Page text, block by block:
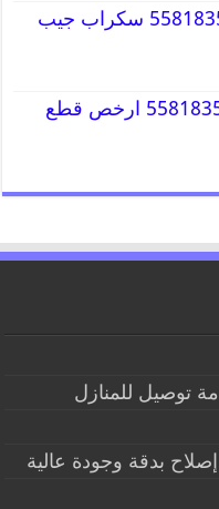
قطع غيار جيب 55818355 سكراب جيب
قطع غيار دودج 55818355 ارخص قطع
توصيل للمنازل
بدقة وجودة عالية